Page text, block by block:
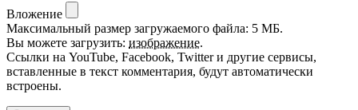
Вложение
Максимальный размер загружаемого файла: 5 МБ.
Вы можете загрузить: изображение.
Ссылки на YouTube, Facebook, Twitter и другие сервисы,
вставленные в текст комментария, будут автоматически
встроены.